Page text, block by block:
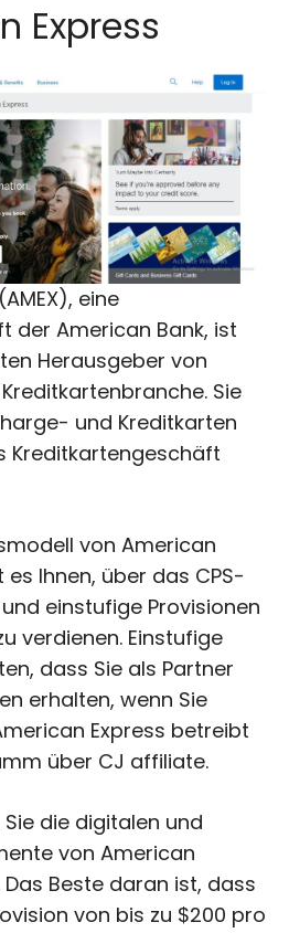
Express
eine
der American Bank, ist
Herausgeber von
Sie
und Kreditkarten
Kreditkartengeschäft
von American
Ihnen, über das CPS-
einstufige Provisionen
verdienen. Einstufige
dass Sie als Partner
erhalten, wenn Sie
Express betreibt
über CJ affiliate.
die digitalen und
von American
Beste daran ist, dass
von bis zu $200 pro